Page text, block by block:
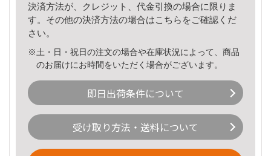
決済方法が、クレジット、代金引換の場合に限りま
す。その他の決済方法の場合はこちら をご確認くだ
さい。
※土・日・祝日の注文の場合や在庫状況によって、商品
のお届けにお時間をいただく場合がございます。
即日出荷条件について
受け取り方法・送料について